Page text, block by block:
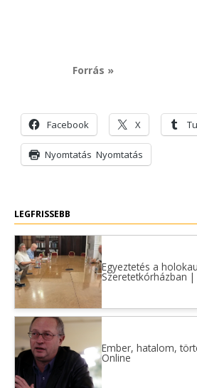
Forrás »
Facebook X
Nyomtatás Nyomtatás
LEGFRISSEBB
Egyeztetés a
Szeretetkórházban
Ember, hatalom,
Online